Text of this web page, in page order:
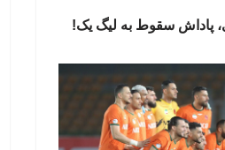
پاداش سقوط به لیگ یک!